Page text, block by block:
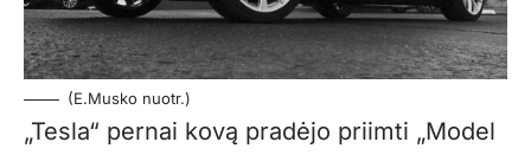
(E.Musko nuotr.)
„Tesla“ pernai kovą pradėjo priimti „Model